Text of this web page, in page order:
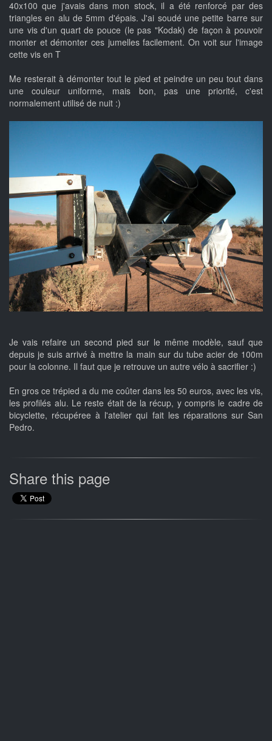
40x100 que j'avais dans mon stock, il a été renforcé par des
triangles en alu de 5mm d'épais. J'ai soudé une petite barre sur
une vis d'un quart de pouce (le pas "Kodak) de façon à pouvoir
monter et démonter ces jumelles facilement. On voit sur l'image
cette vis en T
Me resterait à démonter tout le pied et peindre un peu tout dans
une couleur uniforme, mais bon, pas une priorité, c'est
normalement utilisé de nuit :)
Je vais refaire un second pied sur le même modèle, sauf que
depuis je suis arrivé à mettre la main sur du tube acier de 100m
pour la colonne. Il faut que je retrouve un autre vélo à sacrifier :)
En gros ce trépied a du me coûter dans les 50 euros, avec les vis,
les profilés alu. Le reste était de la récup, y compris le cadre de
bicyclette, récupéree à l'atelier qui fait les réparations sur San
Pedro.
Share this page